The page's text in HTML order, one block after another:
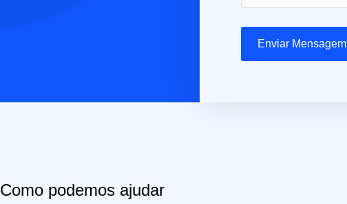
Enviar Mensagem
Como podemos ajudar